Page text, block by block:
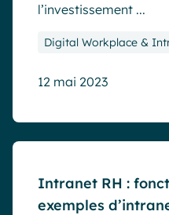
l’investissement ...
Digital Workplace &
12 mai 2023
Intranet RH :
exemples